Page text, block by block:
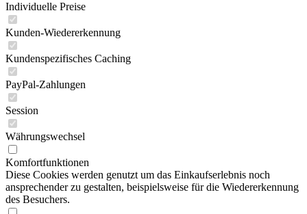
Individuelle Preise
Kunden-Wiedererkennung
Kundenspezifisches Caching
PayPal-Zahlungen
Session
Währungswechsel
Komfortfunktionen
Diese Cookies werden genutzt um das Einkaufserlebnis noch
ansprechender zu gestalten, beispielsweise für die Wiedererkennung
des Besuchers.